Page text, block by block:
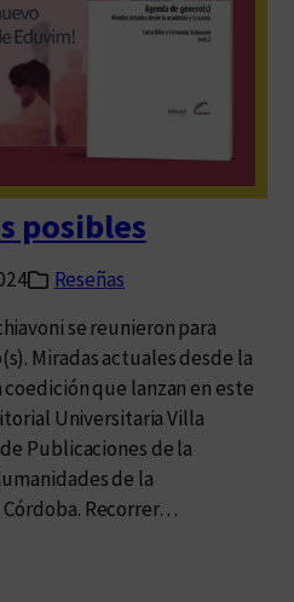
posibles
Reseñas
se reunieron para
Miradas actuales desde la
coedición que lanzan en este
Universitaria Villa
Publicaciones de la
de la
Recorrer…